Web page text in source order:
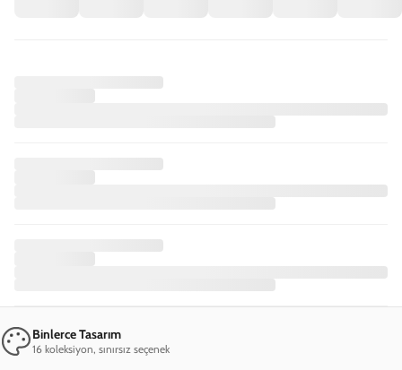
Binlerce Tasarım
16 koleksiyon, sınırsız seçenek